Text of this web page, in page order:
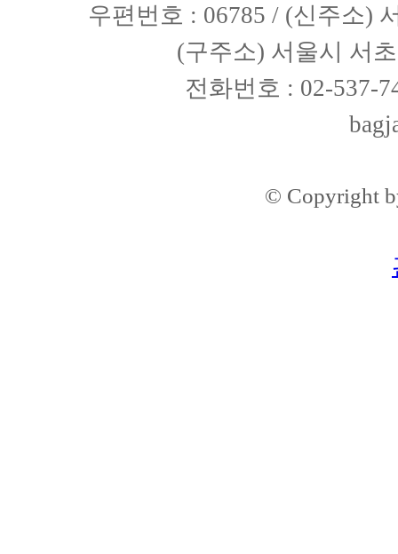
우편번호 : 06785 / (신주소)
(구주소) 서울시 서
전화번호 : 02-537-
© Copyright